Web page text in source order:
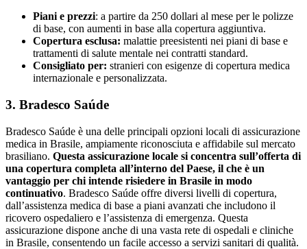
Piani e prezzi: a partire da 250 dollari al mese per le polizze
di base, con aumenti in base alla copertura aggiuntiva.
Copertura esclusa: malattie preesistenti nei piani di base e
trattamenti di salute mentale nei contratti standard.
Consigliato per: stranieri con esigenze di copertura medica
internazionale e personalizzata.
3. Bradesco Saúde
Bradesco Saúde è una delle principali opzioni locali di assicurazione
medica in Brasile, ampiamente riconosciuta e affidabile sul mercato
brasiliano. Questa assicurazione locale si concentra sull’offerta di
una copertura completa all’interno del Paese, il che è un
vantaggio per chi intende risiedere in Brasile in modo
continuativo. Bradesco Saúde offre diversi livelli di copertura,
dall’assistenza medica di base a piani avanzati che includono il
ricovero ospedaliero e l’assistenza di emergenza. Questa
assicurazione dispone anche di una vasta rete di ospedali e cliniche
in Brasile, consentendo un facile accesso a servizi sanitari di qualità.